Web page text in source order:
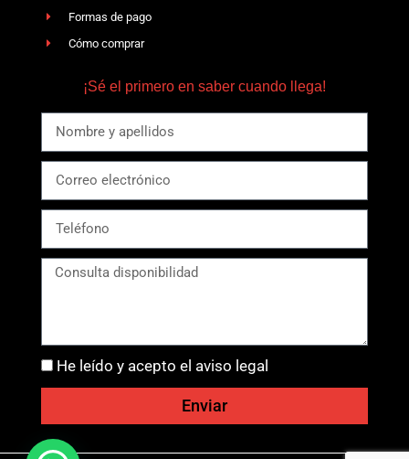
Formas de pago
Cómo comprar
¡Sé el primero en saber cuando llega!
He leído y acepto el aviso legal
Enviar